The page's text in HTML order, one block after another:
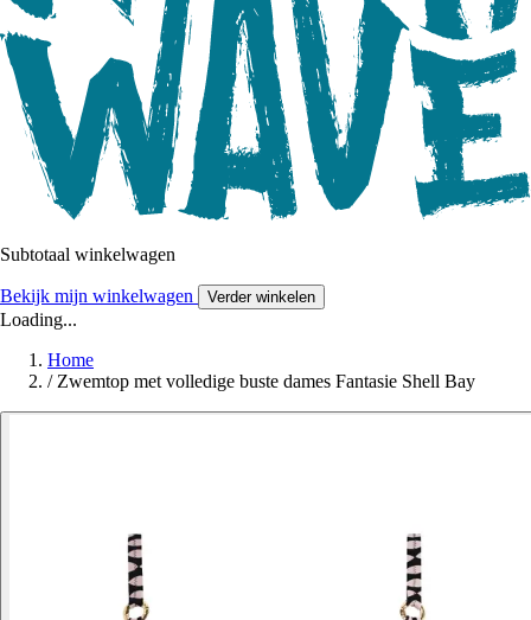
Subtotaal winkelwagen
Bekijk mijn winkelwagen Verder winkelen
Loading...
Home
/ Zwemtop met volledige buste dames Fantasie Shell Bay